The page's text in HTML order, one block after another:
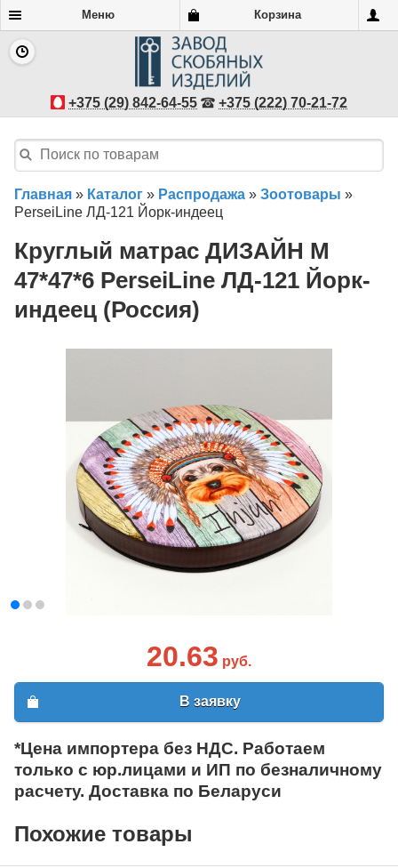
Меню Корзина
+375 (29) 842-64-55 +375 (222) 70-21-72
Главная » Каталог » Распродажа » Зоотовары »
PerseiLine ЛД-121 Йорк-индеец
Круглый матрас ДИЗАЙН M
47*47*6 PerseiLine ЛД-121 Йорк-
индеец (Россия)
20.63 руб.
В заявку
*Цена импортера без НДС. Работаем
только с юр.лицами и ИП по безналичному
расчету. Доставка по Беларуси
Похожие товары